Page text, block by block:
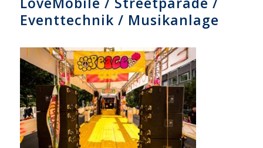
Eventtechnik / Musikanlage